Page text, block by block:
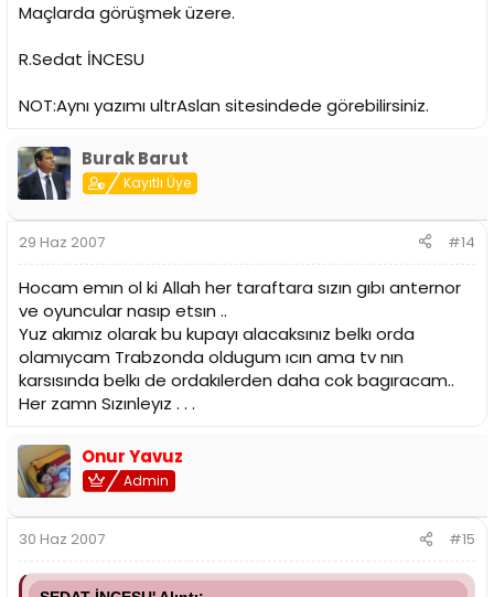
Maçlarda görüşmek üzere.
R.Sedat İNCESU
NOT:Aynı yazımı ultrAslan sitesindede görebilirsiniz.
Burak Barut
Kayıtlı Üye
29 Haz 2007 #14
Hocam emın ol ki Allah her taraftara sızın gıbı anternor
ve oyuncular nasıp etsın ..
Yuz akımız olarak bu kupayı alacaksınız belkı orda
olamıycam Trabzonda oldugum ıcın ama tv nın
karsısında belkı de ordakılerden daha cok bagıracam..
Her zamn Sızınleyız . . .
Onur Yavuz
Admin
30 Haz 2007 #15